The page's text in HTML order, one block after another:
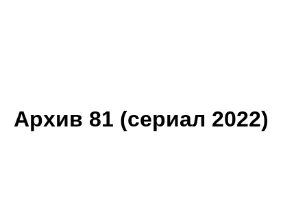
Архив 81 (сериал 2022)